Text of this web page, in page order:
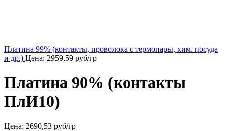
Платина 99% (контакты, проволока с термопары, хим. посуда
и др.) Цена: 2959,59 руб/гр
Платина 90% (контакты
ПлИ10)
Цена: 2690,53 руб/гр